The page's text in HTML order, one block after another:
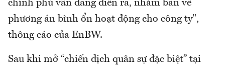
chính phủ vẫn đang diễn ra, nhằm bàn về
phương án bình ổn hoạt động cho công ty",
thông cáo của EnBW.
Sau khi mở “chiến dịch quân sự đặc biệt” tại